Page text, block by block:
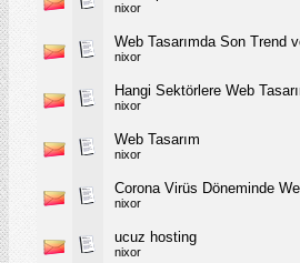
nixor
Web Tasarımda Son Trend
nixor
Hangi Sektörlere Web
nixor
Web Tasarım
nixor
Corona Virüs Döneminde
nixor
ucuz hosting
nixor